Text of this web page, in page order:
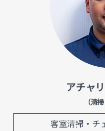
アチャ
（清
客室清掃・チ